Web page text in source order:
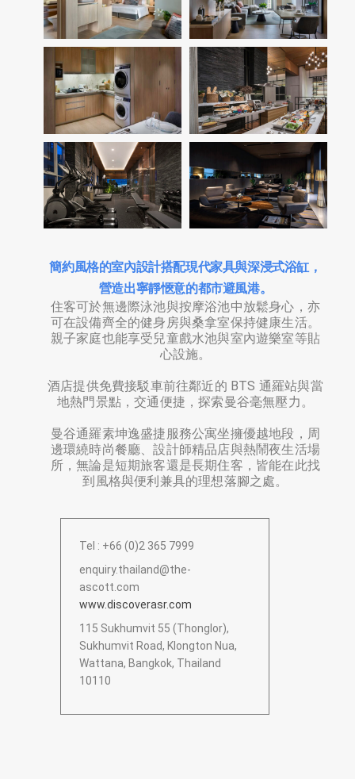
簡約風格的室內設計搭配現代家具與深浸式浴缸，
營造出寧靜愜意的都市避風港。
住客可於無邊際泳池與按摩浴池中放鬆身心，亦
可在設備齊全的健身房與桑拿室保持健康生活。
親子家庭也能享受兒童戲水池與室內遊樂室等貼
心設施。
酒店提供免費接駁車前往鄰近的 BTS 通羅站與當
地熱門景點，交通便捷，探索曼谷毫無壓力。
曼谷通羅素坤逸盛捷服務公寓坐擁優越地段，周
邊環繞時尚餐廳、設計師精品店與熱鬧夜生活場
所，無論是短期旅客還是長期住客，皆能在此找
到風格與便利兼具的理想落腳之處。
Tel : +66 (0)2 365 7999
enquiry.thailand@the-
ascott.com
www.discoverasr.com
115 Sukhumvit 55 (Thonglor),
Sukhumvit Road, Klongton Nua,
Wattana, Bangkok, Thailand
10110